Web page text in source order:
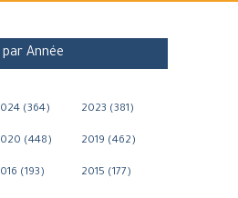
Année
(364) 2023 (381)
(448) 2019 (462)
(193) 2015 (177)